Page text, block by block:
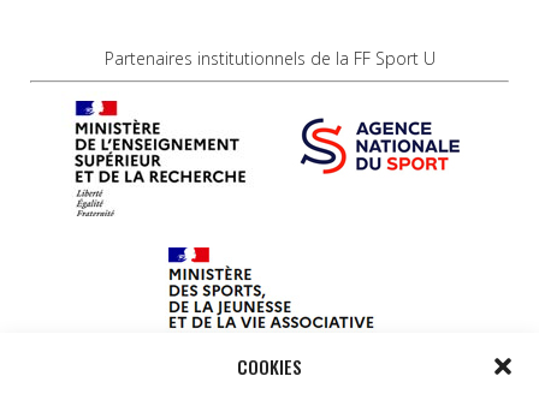
COOKIES
Partenaires institutionnels de la FF Sport U